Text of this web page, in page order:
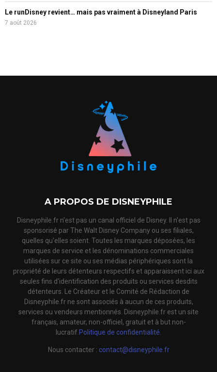
Le runDisney revient… mais pas vraiment à Disneyland Paris
7 août 2026
A PROPOS DE DISNEYPHILE
Disneyphile.fr n'est pas un canal officiel de Disney. Il n'est pas
sponsorisé par The Walt Disney Company ou ses filiales,
quelles qu'elles soient. Toutes les marques déposées, les
marques de service et les dénominations commerciales
utilisées sur ce site ou ses médias périphériques sont la
propriété de leurs détenteurs respectifs et apparaissent ici aux
seules fins d'identification des produits ou services desdits
détenteurs. Le Créateur et le Comité de Rédaction de
Disneyphile.fr ne sont associés à aucun de ces produits,
services ou vendeurs mentionnés. Disneyphile.fr est un site
français, amateur, non-officiel, gratuit et à but non-
lucratif. Politique de confidentialité.
Nous contacter : contact@disneyphile.fr